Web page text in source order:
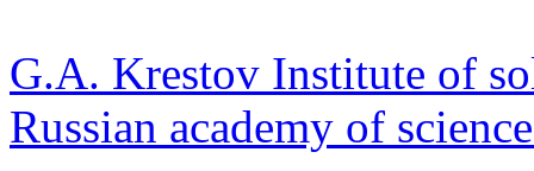
G.A. Krestov Institute of
Russian academy of